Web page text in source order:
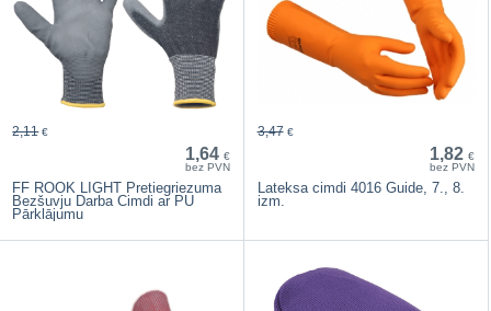
1,64 €
bez PVN
2,11 €
FF ROOK LIGHT Pretiegriezuma
Bezšuvju Darba Cimdi ar PU
Pārklājumu
1,82 €
bez PVN
3,47 €
Lateksa cimdi 4016 Guide, 7., 8.
izm.